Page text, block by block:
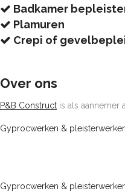
Badkamer
Plamuren
Crepi of
Over ons
P&B Construct is als aannemer
Gyprocwerken &
Gyprocwerken &